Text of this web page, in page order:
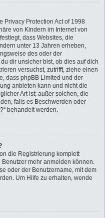
Privacy Protection Act of 1998
von Kindern im Internet von
dass Websites, die
unter 13 Jahren erheben,
des oder der
dir unsicher bist, ob dies auf dich
versuchst, zutrifft, ziehe einen
dass phpBB Limited und der
anbieten kann und nicht die
Art ist; außer solchen, die
falls es Beschwerden oder
behandelt werden.
die Registrierung komplett
mehr anmelden können.
oder der Benutzername, mit dem
Um Hilfe zu erhalten, wende